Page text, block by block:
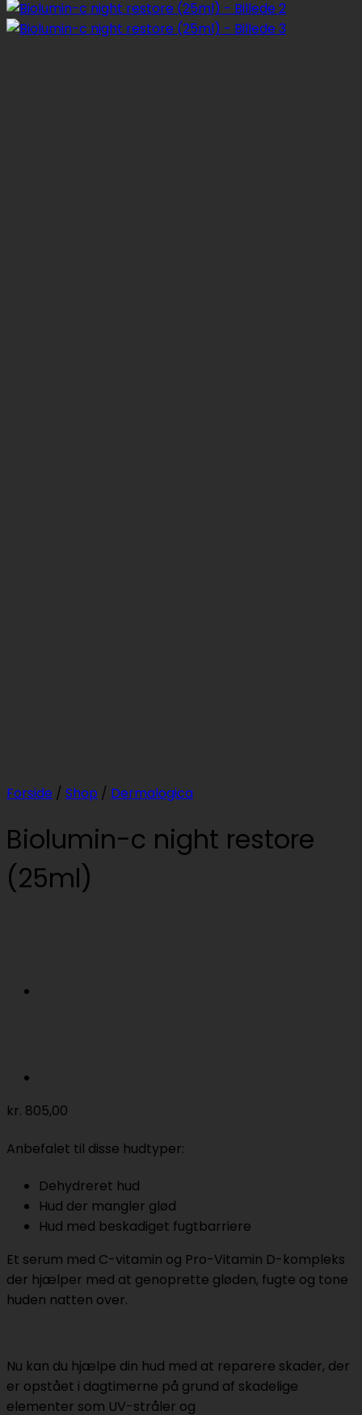
Forside / Shop / Dermalogica
Biolumin-c night restore
(25ml)
kr. 805,00
Anbefalet til disse hudtyper:
Dehydreret hud
Hud der mangler glød
Hud med beskadiget fugtbarriere
Et serum med C-vitamin og Pro-Vitamin D-kompleks
der hjælper med at genoprette gløden, fugte og tone
huden natten over.
Nu kan du hjælpe din hud med at reparere skader, der
er opstået i dagtimerne på grund af skadelige
elementer som UV-stråler og